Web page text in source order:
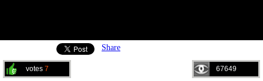
Share
67649
votes 7